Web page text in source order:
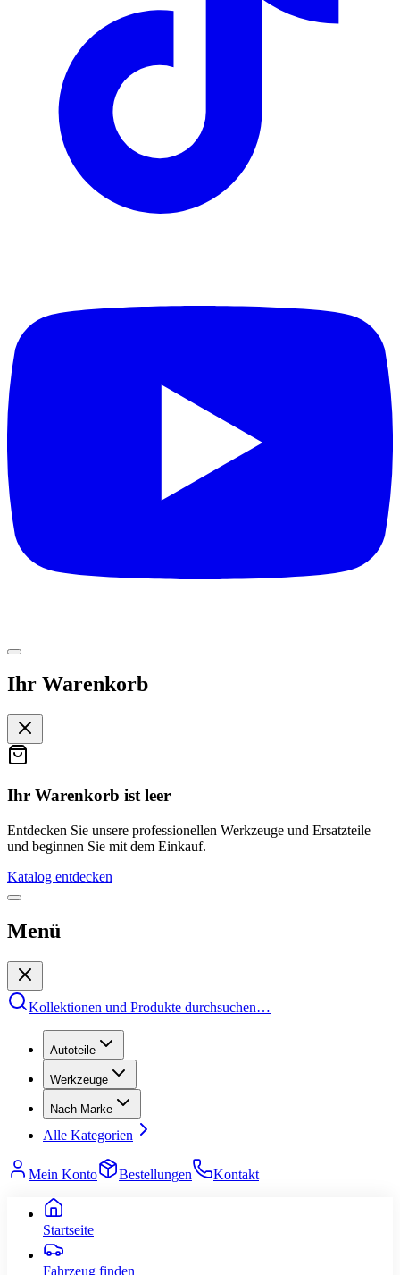
Ihr Warenkorb
Ihr Warenkorb ist leer
Entdecken Sie unsere professionellen Werkzeuge und Ersatzteile
und beginnen Sie mit dem Einkauf.
Katalog entdecken
Menü
Kollektionen und Produkte durchsuchen…
Autoteile
Werkzeuge
Nach Marke
Alle Kategorien
Mein Konto Bestellungen Kontakt
Startseite
Fahrzeug finden